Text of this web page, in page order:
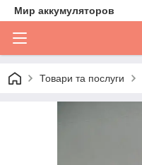
Мир аккумуляторов
Товари та послуги